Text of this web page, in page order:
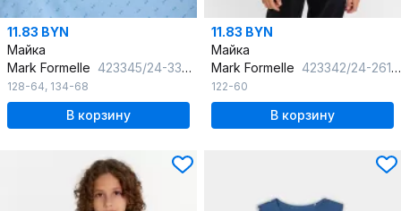
11.83 BYN
Майка
Mark Formelle 423345/24-33450П-0 синие_точки_на_голубом
128-64, 134-68
В корзину
11.83 BYN
Майка
Mark Formelle 423342/24-26125Ц-1 св.серый
122-60
В корзину